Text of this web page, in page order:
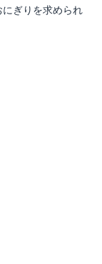
ぎりを求められ